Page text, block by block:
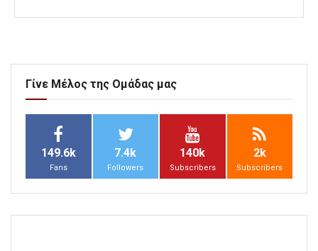
Γίνε Μέλος της Ομάδας μας
149.6k
Fans
7.4k
Followers
140k
Subscribers
2k
Subscribers